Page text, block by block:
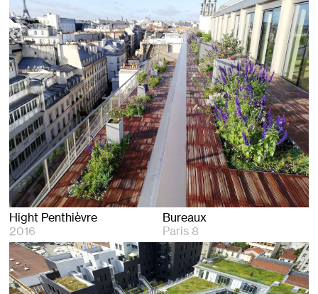
Hight Penthièvre
2016
Bureaux
Paris 8